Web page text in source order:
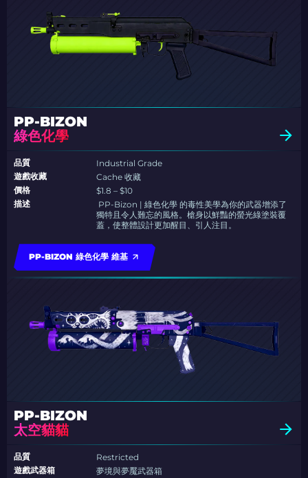
PP-BIZON
綠色化學
品質
Industrial Grade
遊戲收藏
Cache 收藏
價格
$1.8 – $10
描述
​ PP-Bizon | 綠色化學 的毒性美學為你的武器增添了
獨特且令人難忘的風格。槍身以鮮豔的螢光綠塗裝覆
蓋，使整體設計更加醒目、引人注目。
PP-BIZON 綠色化學 維基
PP-BIZON
太空貓貓
品質
Restricted
遊戲武器箱
夢境與夢魘武器箱